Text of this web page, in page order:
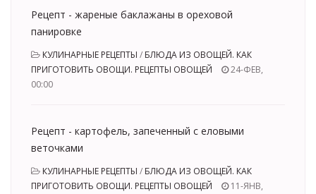
Рецепт - жареные баклажаны в ореховой
панировке
КУЛИНАРНЫЕ РЕЦЕПТЫ / БЛЮДА ИЗ ОВОЩЕЙ. КАК
ПРИГОТОВИТЬ ОВОЩИ. РЕЦЕПТЫ ОВОЩЕЙ
24-ФЕВ,
00:00
Рецепт - картофель, запеченный с еловыми
веточками
КУЛИНАРНЫЕ РЕЦЕПТЫ / БЛЮДА ИЗ ОВОЩЕЙ. КАК
ПРИГОТОВИТЬ ОВОЩИ. РЕЦЕПТЫ ОВОЩЕЙ
11-ЯНВ,